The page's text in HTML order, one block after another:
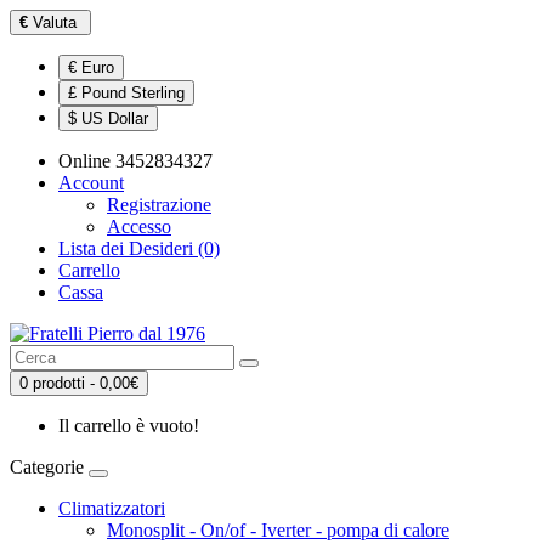
€ Valuta
€ Euro
£ Pound Sterling
$ US Dollar
Online 3452834327
Account
Registrazione
Accesso
Lista dei Desideri (0)
Carrello
Cassa
0 prodotti - 0,00€
Il carrello è vuoto!
Categorie
Climatizzatori
Monosplit - On/of - Iverter - pompa di calore